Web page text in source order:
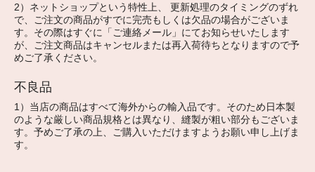
2）ネットショップという特性上、 更新処理のタイミングのずれ
で、ご注文の商品がすでに完売もしくは欠品の場合がございま
す。その際はすぐに「ご連絡メール」にてお知らせいたします
が、ご注文商品はキャンセルまたは再入荷待ちとなりますので予
めご了承ください。
不良品
1）当店の商品はすべて海外からの輸入品です。そのため日本製
のような厳しい商品規格とは異なり、縫製が粗い部分もございま
す。予めご了承の上、ご購入いただけますようお願い申し上げま
す。